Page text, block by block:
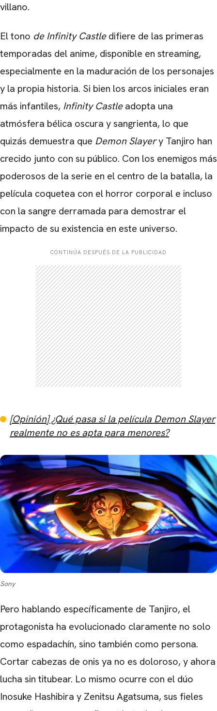
villano.
El tono de Infinity Castledifiere de las primeras
temporadas del anime, disponible en streaming,
especialmente en la maduración de los personajes
y la propia historia. Si bien los arcos iniciales eran
más infantiles, Infinity Castleadopta una
atmósfera bélica oscura y sangrienta, lo que
quizás demuestra que Demon Slayery Tanjiro han
crecido junto con su público. Con los enemigos más
poderosos de la serie en el centro de la batalla, la
película coquetea con el horror corporal e incluso
con la sangre derramada para demostrar el
impacto de su existencia en este universo.
CONTINÚA DESPUÉS DE LA PUBLICIDAD
[Opinión] ¿Qué pasa si la película Demon Slayer
realmente no es apta para menores?
Sony
Pero hablando específicamente de Tanjiro, el
protagonista ha evolucionado claramente no solo
como espadachín, sino también como persona.
Cortar cabezas de onis ya no es doloroso, y ahora
lucha sin titubear. Lo mismo ocurre con el dúo
Inosuke Hashibira y Zenitsu Agatsuma, sus fieles